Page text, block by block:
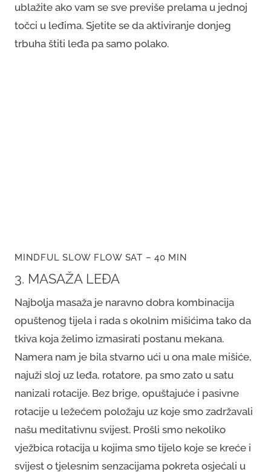
ublažite ako vam se sve previše prelama u jednoj
točci u leđima. Sjetite se da aktiviranje donjeg
trbuha štiti leđa pa samo polako.
MINDFUL SLOW FLOW SAT – 40 MIN
3. MASAŽA LEĐA
Najbolja masaža je naravno dobra kombinacija
opuštenog tijela i rada s okolnim mišićima tako da
tkiva koja želimo izmasirati postanu mekana.
Namera nam je bila stvarno ući u ona male mišiće,
najuži sloj uz leđa, rotatore, pa smo zato u satu
nanizali rotacije. Bez brige, opuštajuće i pasivne
rotacije u ležećem položaju uz koje smo zadržavali
našu meditativnu svijest. Prošli smo nekoliko
vježbica rotacija u kojima smo tijelo koje se kreće i
svijest o tjelesnim senzacijama pokreta osjećali u